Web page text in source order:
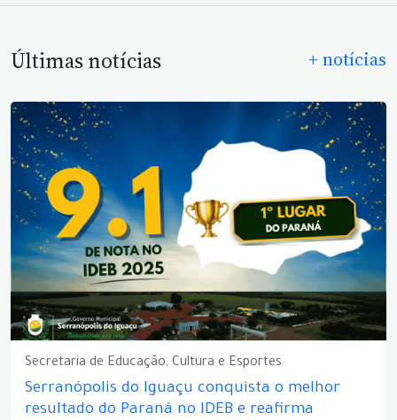
Últimas notícias + notícias
Secretaria de Educação, Cultura e Esportes
Serranópolis do Iguaçu conquista o melhor
resultado do Paraná no IDEB e reafirma